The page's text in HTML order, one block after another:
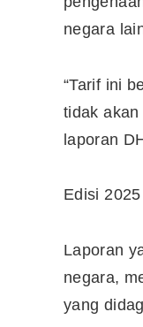
negara
“Tarif ini
tidak akan
laporan
Edisi
Laporan
negara,
yang